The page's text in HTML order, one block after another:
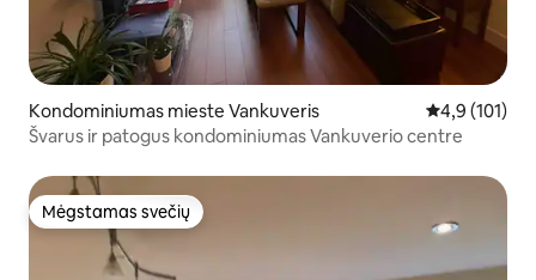
Kondominiumas mieste Vankuveris Vidutinis
4,9 (101)
Švarus ir patogus kondominiumas Vankuverio centre
Mėgstamas svečių
Mėgstamas svečių